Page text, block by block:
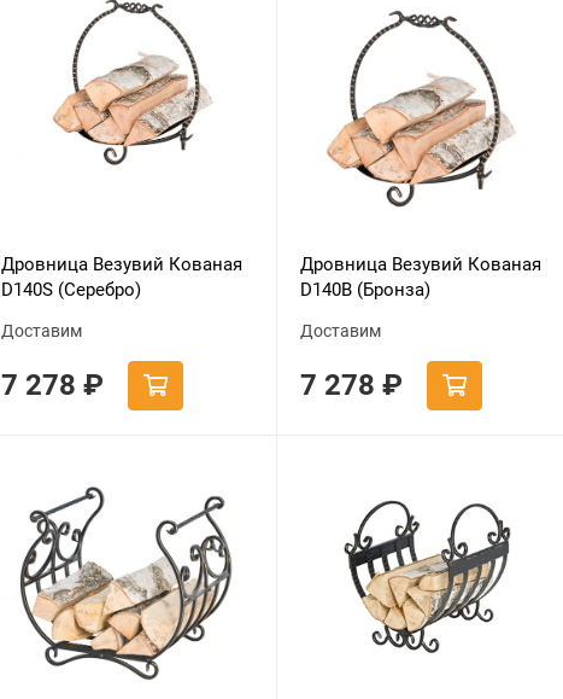
Дровница Везувий Кованая
D140S (Серебро)
Доставим
7 278 ₽
Дровница Везувий Кованая
D140В (Бронза)
Доставим
7 278 ₽